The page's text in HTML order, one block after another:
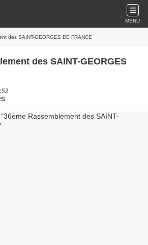
MENU
des SAINT-GEORGES DE FRANCE
des SAINT-GEORGES